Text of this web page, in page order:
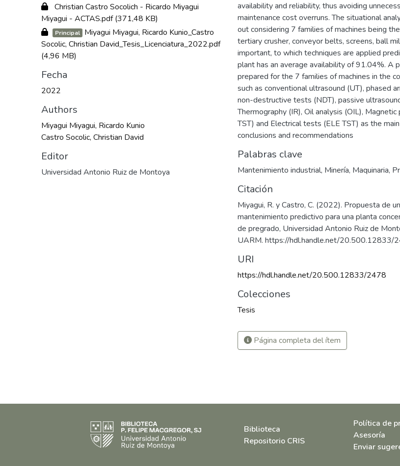
Christian Castro Socolich - Ricardo Miyagui
Miyagui - ACTAS.pdf(371,48 KB)
Principal Miyagui Miyagui, Ricardo Kunio_Castro
Socolic, Christian David_Tesis_Licenciatura_2022.pdf
(4,96 MB)
Fecha
2022
Authors
Miyagui Miyagui, Ricardo Kunio
Castro Socolic, Christian David
Editor
Universidad Antonio Ruiz de Montoya
availability and reliability, thus avoiding
maintenance cost overruns. The situational
out considering 7 families of machines being
tertiary crusher, conveyor belts, screens, ball
important, to which techniques are applied
plant has an average availability of 91.04%. A
prepared for the 7 families of machines in the
such as conventional ultrasound (UT), phased
non-destructive tests (NDT), passive
Thermography (IR), Oil analysis (OIL),
TST) and Electrical tests (ELE TST) as the
conclusions and recommendations
Palabras clave
Mantenimiento industrial, Minería, Maquinaria,
Citación
Miyagui, R. y Castro, C. (2022). Propuesta de
mantenimiento predictivo para una planta
de pregrado, Universidad Antonio Ruiz de
UARM. https://hdl.handle.net/20.500.12833/
URI
https://hdl.handle.net/20.500.12833/2478
Colecciones
Tesis
Página completa del ítem
Biblioteca
Repositorio CRIS
Política de
Asesoría
Enviar